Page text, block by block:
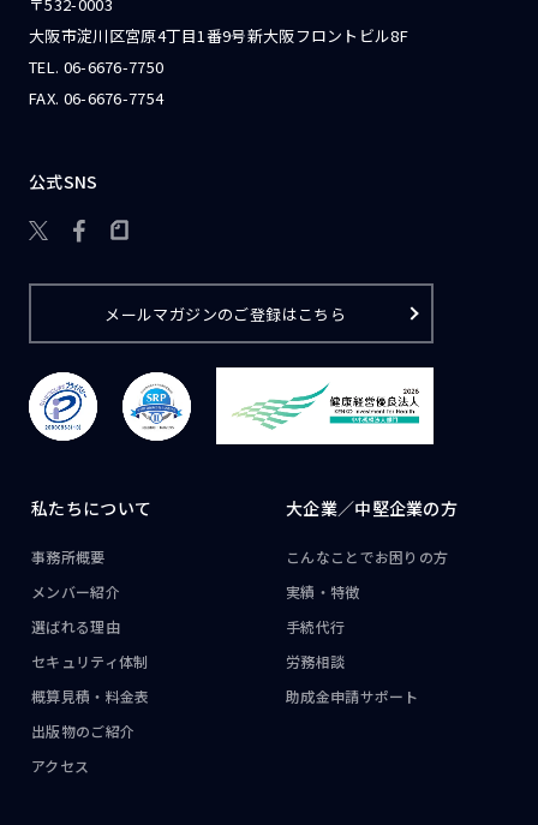
大阪市淀川区宮原4丁目1番9号新大阪フロントビル8F
TEL. 06-6676-7750
FAX. 06-6676-7754
公式SNS

メールマガジンのご登録はこちら
私たちについて
事務所概要
メンバー紹介
選ばれる理由
セキュリティ体制
概算見積・料金表
出版物のご紹介
アクセス
大企業／中堅企業の方
こんなことでお困りの方
実績・特徴
手続代行
労務相談
助成金申請サポート